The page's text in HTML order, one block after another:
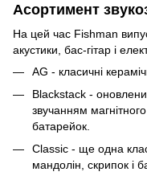
Асортимент
На цей час Fishman
акустики, бас-гітар і
AG - класичні
Blackstack -
звучанням
батарейок.
Classic - ще одна
мандолін, скрипок і